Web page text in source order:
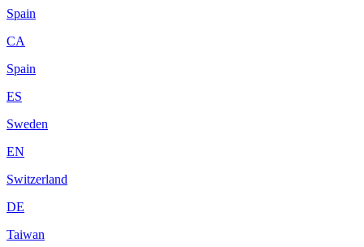
Spain
CA
Spain
ES
Sweden
EN
Switzerland
DE
Taiwan